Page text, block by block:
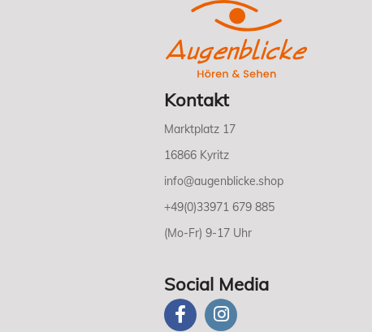
Kontakt
Marktplatz 17
16866 Kyritz
info@augenblicke.shop
+49(0)33971 679 885
(Mo-Fr) 9-17 Uhr
Social Media